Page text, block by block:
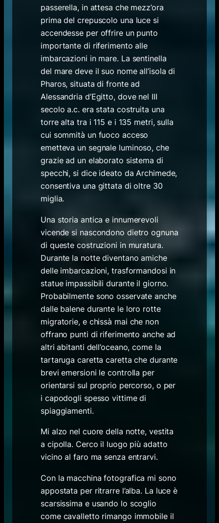
passerella, in attesa che mezz’ora
prima del crepuscolo una luce si
accendesse per offrire un punto
importante di riferimento alle
imbarcazioni in mare. La sentinella
del mare deve il suo nome all’isola di
Pharos, situata di fronte ad
Alessandria d’Egitto, dove nel III
secolo a.c. era stata costruita una
torre alta tra i 115 e i 135 metri, sulla
cui sommità un fuoco acceso
emetteva un segnale luminoso, che
grazie ad un elaborato sistema di
specchi, si dice ideato da Archimede,
consentiva una gittata di oltre 30
miglia.
Una storia antica e innumerevoli
vicende si nascondono dietro ognuna
di queste costruzioni in muratura.
Durante la notte diventano amiche
delle imbarcazioni, trasformandosi in
statue impassibili durante il giorno.
Probabilmente sono osservate anche
dalle balene durante le loro rotte
migratorie, e chissà mai che non
offrano punti di riferimento anche ad
altri abitanti dell’oceano, come la
tartaruga caretta caretta che durante
brevi emersioni le controlla per
orientarsi sul proprio percorso, o per
i capodogli spesso vittime di
spiaggiamenti.
Mi alzo nel cuore della notte, vestita
a cipolla. Cerco il luogo più adatto
vicino al faro ma senza entrarvi.
Con la macchina fotografica mi sono
appostata per ritrarre l’alba. La luce è
scarsissima e usando lo scoglio
come cavalletto rimango immobile il